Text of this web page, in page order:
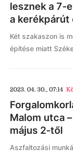
lesznek a 7-
a
Két szakaszon is
építése miatt
2023. 04. 30., 07:14
Malom utca
május 2-től
Aszfaltozási